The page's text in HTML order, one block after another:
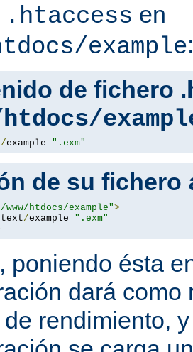
.htaccess en
example:
de fichero
htdocs/
/example ".exm"
de su fichero
www/htdocs/example">
text/example ".exm"
poniendo ésta
dará como
rendimiento,